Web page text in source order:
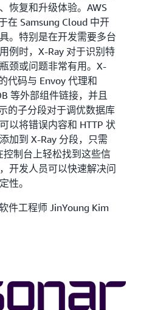
恢复和升级体验。AWS
在 Samsung Cloud 中开
。特别是在开发需要多台
例时，X-Ray 对于识别特
颈或问题非常有用。X-
代码与 Envoy 代理和
等外部组件链接，并且
的子分段对于调优数据库
以将错误内容和 HTTP 状
加到 X-Ray 分段，只需
控制台上轻松找到这些信
开发人员可以快速解决问
性。
件工程师 JinYoung Kim